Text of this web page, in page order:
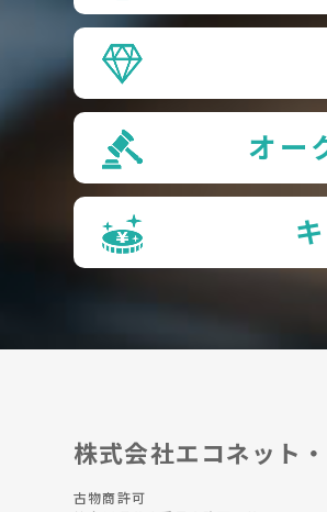
オー
株式会社エコネット
古物商許可